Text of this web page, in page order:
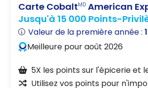
Carte CobaltMD American
Jusqu'à 15 000 Points-
Valeur de la première année :
Meilleure pour août 2026
5X les points sur l'épicerie et
Utilisez vos points pour